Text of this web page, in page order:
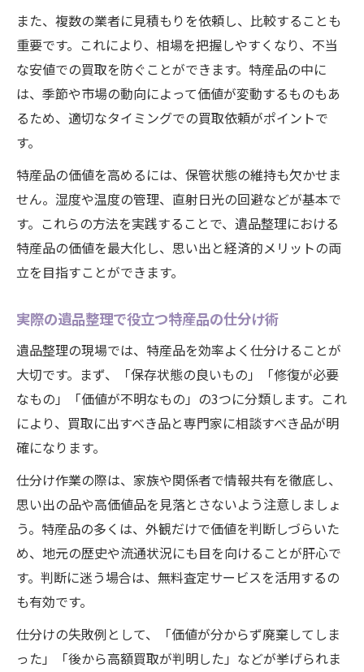
また、複数の業者に見積もりを依頼し、比較することも
重要です。これにより、相場を把握しやすくなり、不当
な安値での買取を防ぐことができます。特産品の中に
は、季節や市場の動向によって価値が変動するものもあ
るため、適切なタイミングでの買取依頼がポイントで
す。
特産品の価値を高めるには、保管状態の維持も欠かせま
せん。湿度や温度の管理、直射日光の回避などが基本で
す。これらの方法を実践することで、遺品整理における
特産品の価値を最大化し、思い出と経済的メリットの両
立を目指すことができます。
実際の遺品整理で役立つ特産品の仕分け術
遺品整理の現場では、特産品を効率よく仕分けることが
大切です。まず、「保存状態の良いもの」「修復が必要
なもの」「価値が不明なもの」の3つに分類します。これ
により、買取に出すべき品と専門家に相談すべき品が明
確になります。
仕分け作業の際は、家族や関係者で情報共有を徹底し、
思い出の品や高価値品を見落とさないよう注意しましょ
う。特産品の多くは、外観だけで価値を判断しづらいた
め、地元の歴史や流通状況にも目を向けることが肝心で
す。判断に迷う場合は、無料査定サービスを活用するの
も有効です。
仕分けの失敗例として、「価値が分からず廃棄してしま
った」「後から高額買取が判明した」などが挙げられま